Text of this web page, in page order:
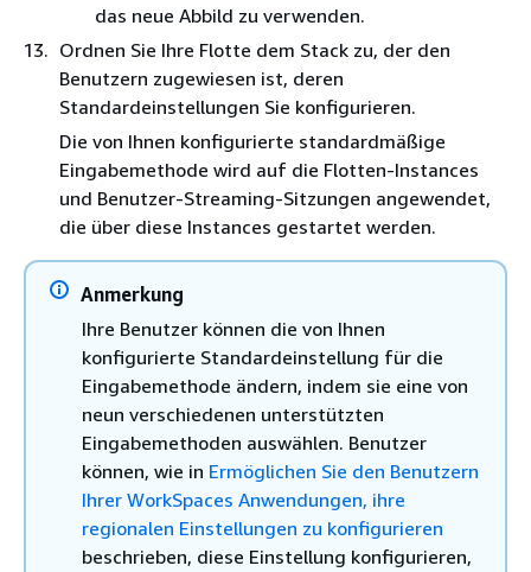
das neue Abbild zu verwenden.
Ordnen Sie Ihre Flotte dem Stack zu, der den
Benutzern zugewiesen ist, deren
Standardeinstellungen Sie konfigurieren.
Die von Ihnen konfigurierte standardmäßige
Eingabemethode wird auf die Flotten-Instances
und Benutzer-Streaming-Sitzungen angewendet,
die über diese Instances gestartet werden.
Anmerkung
Ihre Benutzer können die von Ihnen
konfigurierte Standardeinstellung für die
Eingabemethode ändern, indem sie eine von
neun verschiedenen unterstützten
Eingabemethoden auswählen. Benutzer
können, wie in Ermöglichen Sie den Benutzern
Ihrer WorkSpaces Anwendungen, ihre
regionalen Einstellungen zu konfigurieren
beschrieben, diese Einstellung konfigurieren,